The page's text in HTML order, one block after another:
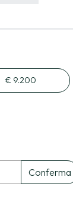
€ 9.200
Conferma